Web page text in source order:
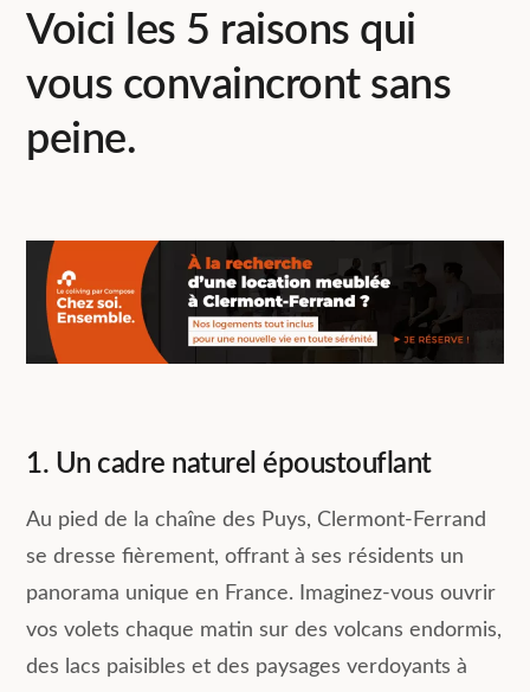
Voici les 5 raisons qui
vous convaincront sans
peine.
1. Un cadre naturel époustouflant
Au pied de la chaîne des Puys, Clermont-Ferrand
se dresse fièrement, offrant à ses résidents un
panorama unique en France. Imaginez-vous ouvrir
vos volets chaque matin sur des volcans endormis,
des lacs paisibles et des paysages verdoyants à